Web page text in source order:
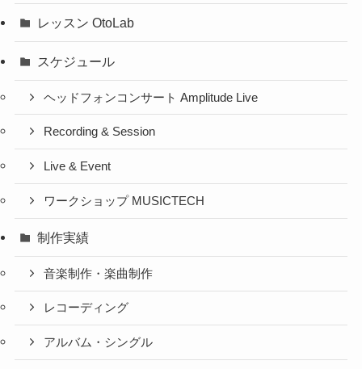
レッスン OtoLab
スケジュール
ヘッドフォンコンサート Amplitude Live
Recording & Session
Live & Event
ワークショップ MUSICTECH
制作実績
音楽制作・楽曲制作
レコーディング
アルバム・シングル